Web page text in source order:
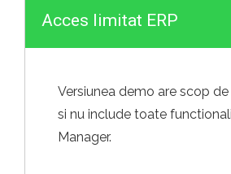
Acces limitat ERP
Versiunea demo are scop
si nu include toate
Manager.